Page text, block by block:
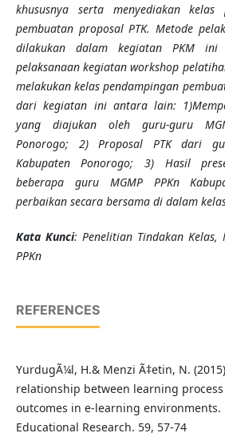
khususnya serta menyediakan kelas
pembuatan proposal PTK. Metode
dilakukan dalam kegiatan PKM
pelaksanaan kegiatan workshop
melakukan kelas pendampingan
dari kegiatan ini antara lain:
yang diajukan oleh guru-guru
Ponorogo; 2) Proposal PTK dari
Kabupaten Ponorogo; 3) Hasil
beberapa guru MGMP PPKn
perbaikan secara bersama di dalam
Kata Kunci: Penelitian Tindakan Kelas,
PPKn
REFERENCES
YurdugÃ¼l, H.& Menzi Ã‡etin, N.
relationship between learning
outcomes in e-learning environments.
Educational Research. 59, 57-74